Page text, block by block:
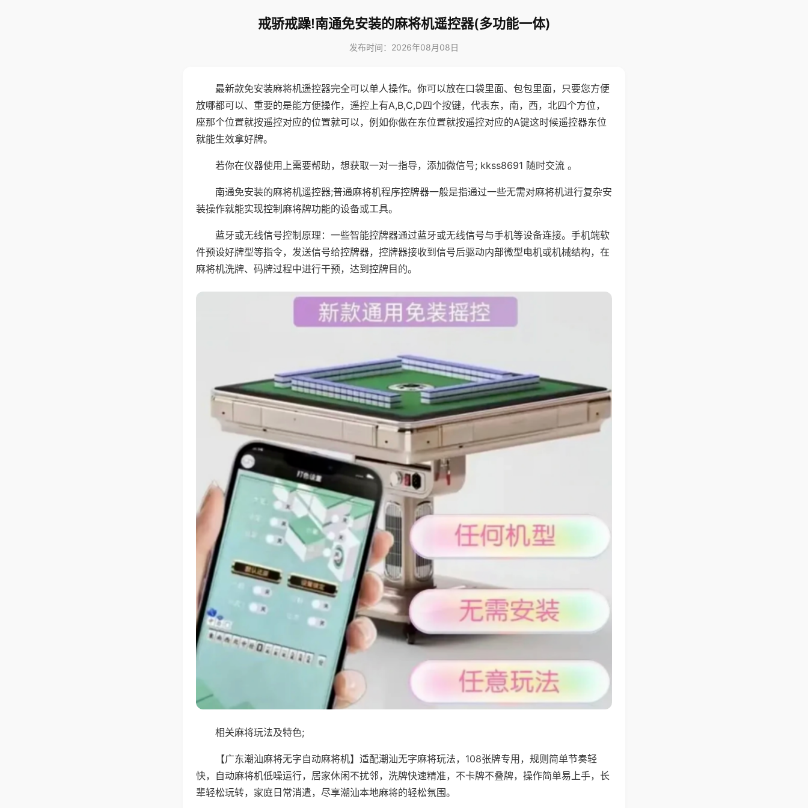
戒骄戒躁!南通免安装的麻将机遥控器(多功能一体)
发布时间：2026年08月08日
最新款免安装麻将机遥控器完全可以单人操作。你可以放在口袋里面、包包里面，只要您方便
放哪都可以、重要的是能方便操作，遥控上有A,B,C,D四个按键，代表东，南，西，北四个方位，
座那个位置就按遥控对应的位置就可以，例如你做在东位置就按遥控对应的A键这时候遥控器东位
就能生效拿好牌。
若你在仪器使用上需要帮助，想获取一对一指导，添加微信号; kkss8691 随时交流 。
南通免安装的麻将机遥控器;普通麻将机程序控牌器一般是指通过一些无需对麻将机进行复杂安
装操作就能实现控制麻将牌功能的设备或工具。
蓝牙或无线信号控制原理：一些智能控牌器通过蓝牙或无线信号与手机等设备连接。手机端软
件预设好牌型等指令，发送信号给控牌器，控牌器接收到信号后驱动内部微型电机或机械结构，在
麻将机洗牌、码牌过程中进行干预，达到控牌目的。
相关麻将玩法及特色;
【广东潮汕麻将无字自动麻将机】适配潮汕无字麻将玩法，108张牌专用，规则简单节奏轻
快，自动麻将机低噪运行，居家休闲不扰邻，洗牌快速精准，不卡牌不叠牌，操作简单易上手，长
辈轻松玩转，家庭日常消遣，尽享潮汕本地麻将的轻松氛围。